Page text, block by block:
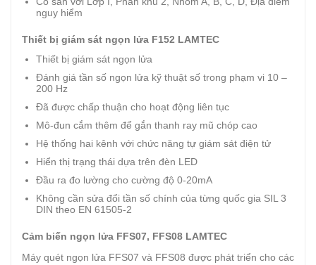
nguy hiểm
Thiết bị giám sát ngọn lửa F152 LAMTEC
Thiết bị giám sát ngọn lửa
Đánh giá tần số ngọn lửa kỹ thuật số trong phạm vi 10 –
200 Hz
Đã được chấp thuận cho hoạt động liên tục
Mô-đun cắm thêm để gắn thanh ray mũ chóp cao
Hệ thống hai kênh với chức năng tự giám sát điện tử
Hiển thị trạng thái dựa trên đèn LED
Đầu ra đo lường cho cường độ 0-20mA
Không cần sửa đổi tần số chính của từng quốc gia SIL 3
DIN theo EN 61505-2
Cảm biến ngọn lửa FFS07, FFS08 LAMTEC
Máy quét ngọn lửa FFS07 và FFS08 được phát triển cho các